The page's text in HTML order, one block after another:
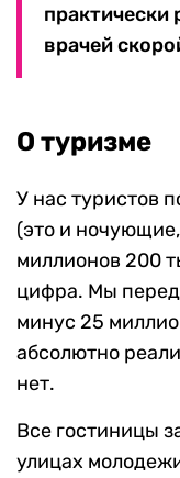
врачей
О туризме
У нас туристов
(это и
миллионов 200
цифра. Мы
минус 25
абсолютно
нет.
Все гостиницы
улицах